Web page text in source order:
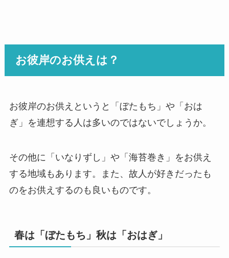
お彼岸のお供えは？
お彼岸のお供えというと「ぼたもち」や「おは
ぎ」を連想する人は多いのではないでしょうか。
その他に「いなりずし」や「海苔巻き」をお供え
する地域もあります。また、故人が好きだったも
のをお供えするのも良いものです。
春は「ぼたもち」秋は「おはぎ」